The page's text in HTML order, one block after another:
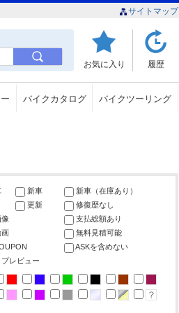
サイトマップ
お気に入り 履歴
バイクカタログ バイクツーリング
新車
新車（在庫あり）
更新
修復歴なし
支払総額あり
画
無料見積可能
ASKを含めない
プレビュー